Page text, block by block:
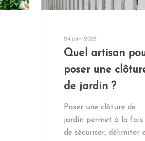
24 juin 2025
Quel artisan
poser une
de jardin ?
Poser une clôture de
jardin permet à la fois
de sécuriser, délimiter